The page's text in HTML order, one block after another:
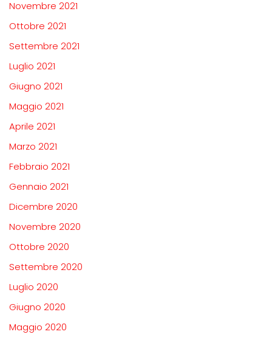
Novembre 2021
Ottobre 2021
Settembre 2021
Luglio 2021
Giugno 2021
Maggio 2021
Aprile 2021
Marzo 2021
Febbraio 2021
Gennaio 2021
Dicembre 2020
Novembre 2020
Ottobre 2020
Settembre 2020
Luglio 2020
Giugno 2020
Maggio 2020